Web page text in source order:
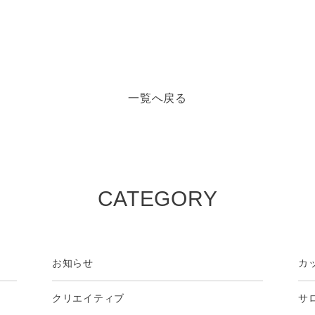
一覧へ戻る
CATEGORY
お知らせ カ
クリエイティブ サ